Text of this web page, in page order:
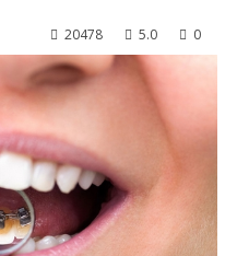
20478 5.0 0